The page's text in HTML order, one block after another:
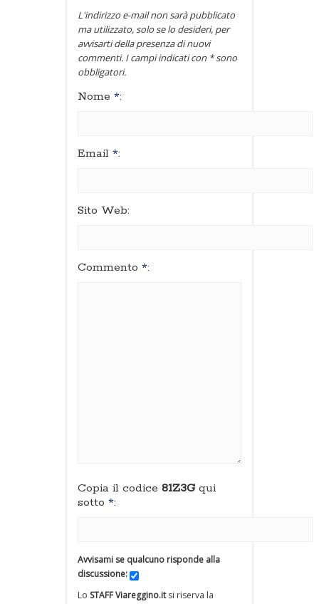
L'indirizzo e-mail non sarà pubblicato
ma utilizzato, solo se lo desideri, per
avvisarti della presenza di nuovi
commenti. I campi indicati con * sono
obbligatori.
Nome *:
Email *:
Sito Web:
Commento *:
Copia il codice 81Z3G qui
sotto *:
Avvisami se qualcuno risponde alla
discussione:
Lo STAFF Viareggino.itsi riserva la